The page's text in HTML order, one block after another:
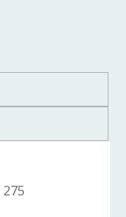
275